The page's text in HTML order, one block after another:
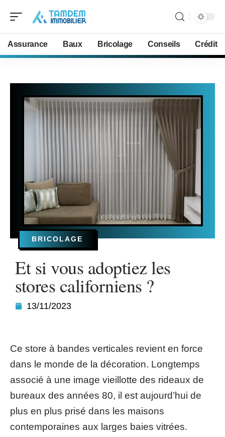
Assurance Baux Bricolage Conseils Crédit
BRICOLAGE
Et si vous adoptiez les
stores californiens ?
13/11/2023
Ce store à bandes verticales revient en force
dans le monde de la décoration. Longtemps
associé à une image vieillotte des rideaux de
bureaux des années 80, il est aujourd’hui de
plus en plus prisé dans les maisons
contemporaines aux larges baies vitrées.